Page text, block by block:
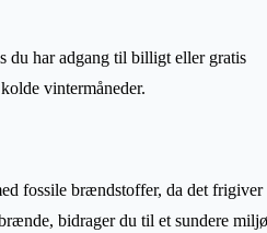
har adgang til billigt eller gratis
vintermåneder.
fossile brændstoffer, da det frigiver
bidrager du til et sundere